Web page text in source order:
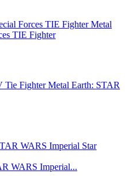
Metal
TIE Fighter
Metal Earth: STAR
WARS Imperial...